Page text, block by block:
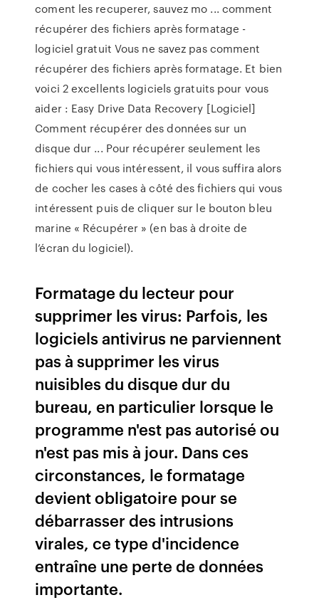
coment les recuperer, sauvez mo ... comment
récupérer des fichiers après formatage -
logiciel gratuit Vous ne savez pas comment
récupérer des fichiers après formatage. Et bien
voici 2 excellents logiciels gratuits pour vous
aider : Easy Drive Data Recovery [Logiciel]
Comment récupérer des données sur un
disque dur ... Pour récupérer seulement les
fichiers qui vous intéressent, il vous suffira alors
de cocher les cases à côté des fichiers qui vous
intéressent puis de cliquer sur le bouton bleu
marine « Récupérer » (en bas à droite de
l’écran du logiciel).
Formatage du lecteur pour
supprimer les virus: Parfois, les
logiciels antivirus ne parviennent
pas à supprimer les virus
nuisibles du disque dur du
bureau, en particulier lorsque le
programme n'est pas autorisé ou
n'est pas mis à jour. Dans ces
circonstances, le formatage
devient obligatoire pour se
débarrasser des intrusions
virales, ce type d'incidence
entraîne une perte de données
importante.